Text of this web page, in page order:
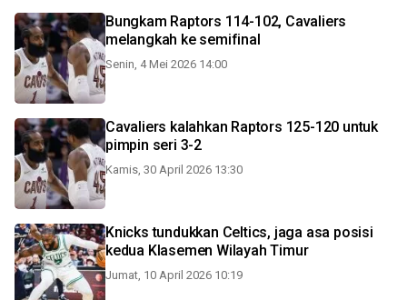
Bungkam Raptors 114-102, Cavaliers
melangkah ke semifinal
Senin, 4 Mei 2026 14:00
Cavaliers kalahkan Raptors 125-120 untuk
pimpin seri 3-2
Kamis, 30 April 2026 13:30
Knicks tundukkan Celtics, jaga asa posisi
kedua Klasemen Wilayah Timur
Jumat, 10 April 2026 10:19